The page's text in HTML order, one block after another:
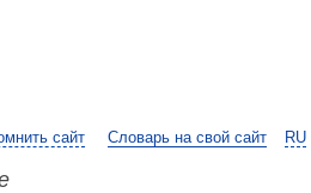
RU
сайт Словарь на свой сайт